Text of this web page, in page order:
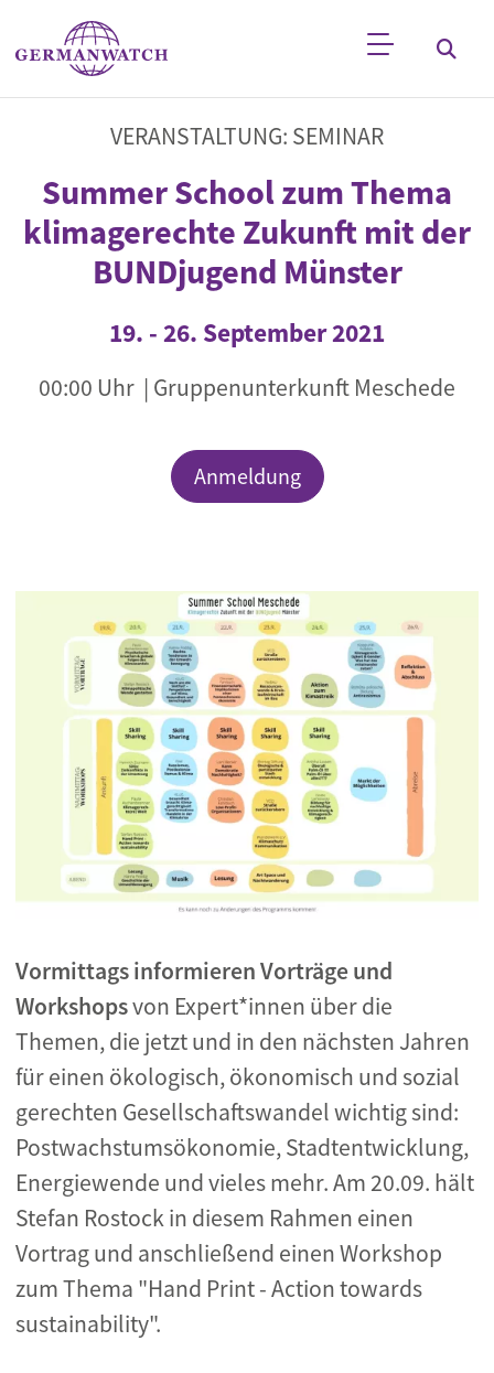
Direkt zum Inhalt
StichwortsucheVERANSTALTUNG: SEMINAR
Summer School zum Thema
klimagerechte Zukunft mit der
BUNDjugend Münster
19. - 26. September 2021
00:00 Uhr | Gruppenunterkunft Meschede
Anmeldung
Vormittags informieren Vorträge und
Workshopsvon Expert*innen über die
Themen, die jetzt und in den nächsten Jahren
für einen ökologisch, ökonomisch und sozial
gerechten Gesellschaftswandel wichtig sind:
Postwachstumsökonomie, Stadtentwicklung,
Energiewende und vieles mehr. Am 20.09. hält
Stefan Rostock in diesem Rahmen einen
Vortrag und anschließend einen Workshop
zum Thema "Hand Print - Action towards
sustainability".